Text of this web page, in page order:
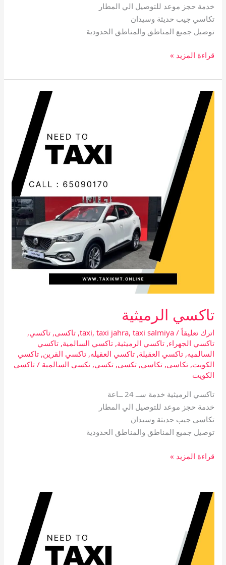
خدمة حجز موعد للتوصيل الي المطار
تكاسي جيب حديثة وسيدان
توصيل جميع المناطق والمناطق الحدودية
قراءة المزيد »
تاكسي الرميثية
اترك تعليقاً /
taxi, taxi jahra, taxi salmiya
,تاكسى,تاكسي,
تاكسي الجهراء,تاكسي الرميثية,تاكسي السالمية,تاكسي
السالميه,تاكسي العقيلة,تاكسي العقيله,تاكسي القرين,تاكسي
الكويت,تكاسى,تكاسي,تكسى,تكسي,تكسي السالمية /تاكسي
الكويت
تاكسي الرميثية خدمة ســ 24 ــاعة
خدمة حجز موعد للتوصيل الي المطار
تكاسي جيب حديثة وسيدان
توصيل جميع المناطق والمناطق الحدودية
تاكسي
الرميثية
قراءة المزيد »
تاكسي
القرين